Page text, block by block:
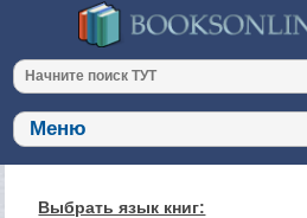
Выбрать язык книг: